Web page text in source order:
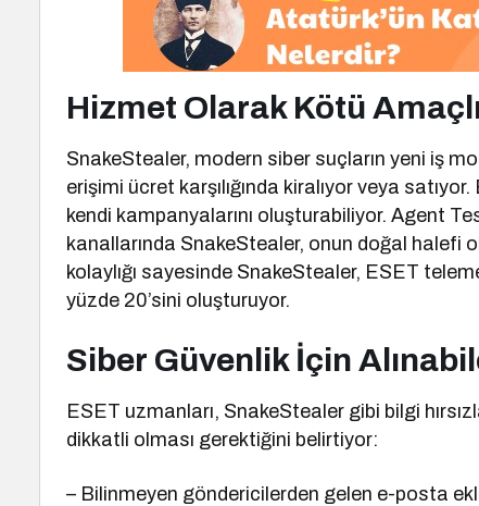
Hizmet Olarak Kötü
SnakeStealer, modern siber suçların yeni iş
erişimi ücret karşılığında kiralıyor veya
kendi kampanyalarını oluşturabiliyor. Agent
kanallarında SnakeStealer, onun doğal halefi
kolaylığı sayesinde SnakeStealer, ESET
yüzde 20’sini oluşturuyor.
Siber Güvenlik İçin
ESET uzmanları, SnakeStealer gibi bilgi
dikkatli olması gerektiğini belirtiyor:
– Bilinmeyen göndericilerden gelen e-posta